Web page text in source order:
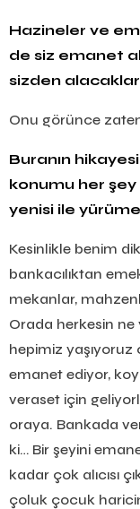
Hazineler ve
de siz emanet
sizden
Onu görünce
Buranın
konumu her
yenisi ile
Kesinlikle benim
bankacılıktan
mekanlar,
Orada herkesin ne
hepimiz yaşıyoruz
emanet ediyor,
veraset için
oraya. Bankada
ki… Bir şeyini
kadar çok alıcısı
çoluk çocuk